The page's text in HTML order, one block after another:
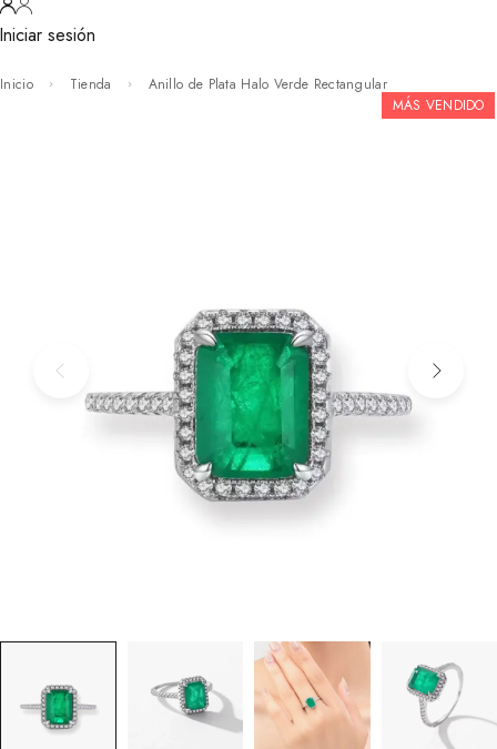
sesión
Inicio Tienda
Anillo de Plata Halo Verde Rectangular
MÁS VENDIDO